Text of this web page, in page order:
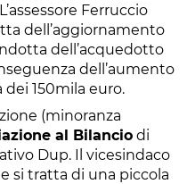
Ferruccio
dell’aggiornamento
dell’acquedotto
dell’aumento
dei 150mila euro.
(minoranza
al Bilancio di
Dup. Il vicesindaco
si tratta di una piccola